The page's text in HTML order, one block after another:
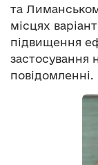
та
місцях
підвищення
застосування
повідомленні.